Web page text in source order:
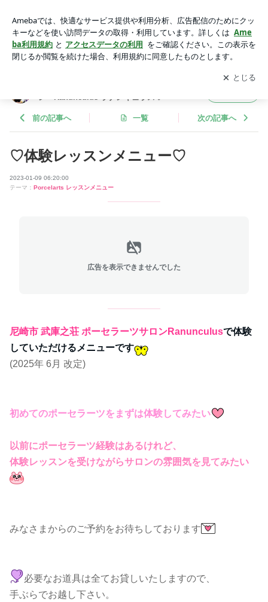
ーツサロン〜Ranunculus ラナンキュラス♡
アプリをダウンロードして ブログの更新通知
を受け取りまし
ょう。
開く
ン〜Ranunculus ラナンキュラス♡
前の記事へ 一覧 次の記事へ
♡体験レッスンメニュー♡
2023-01-09 06:20:00
テーマ： Porcelarts レッスンメニュー
広告を表示できませんでした
尼崎市 武庫之荘 ポーセラーツサロンRanunculusで体験
していただけるメニューです
(2025年 6月 改定)
初めてのポーセラーツをまずは体験してみたい
以前にポーセラーツ経験はあるけれど、
体験レッスンを受けながらサロンの雰囲気を見てみたい
みなさまからのご予約をお待ちしております
必要なお道具は全てお貸しいたしますので、
手ぶらでお越し下さい。